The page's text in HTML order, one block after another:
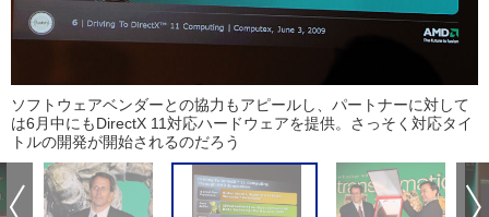
ソフトウェアベンダーとの協力もアピールし、パートナーに対して
は6月中にもDirectX 11対応ハードウェアを提供。さっそく対応タイ
トルの開発が開始されるのだろう